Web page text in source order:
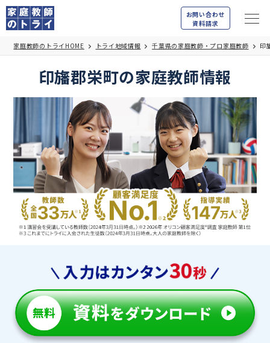
お問い合わせ
資料請求
家庭教師のトライHOME トライ地域情報 千葉県の家庭教師・プロ家庭教師 印
印旛郡栄町の家庭教師情報